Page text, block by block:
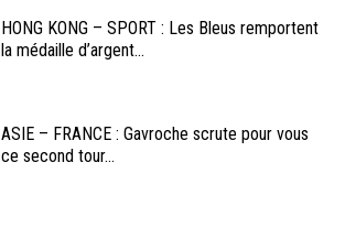
HONG KONG – SPORT : Les Bleus remportent
la médaille d’argent...
ASIE – FRANCE : Gavroche scrute pour vous
ce second tour...